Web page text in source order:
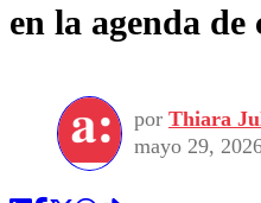
en la agenda de
por Thiara
mayo 29,